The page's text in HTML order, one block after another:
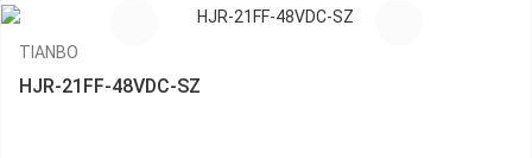
TIANBO
HJR-21FF-48VDC-SZ